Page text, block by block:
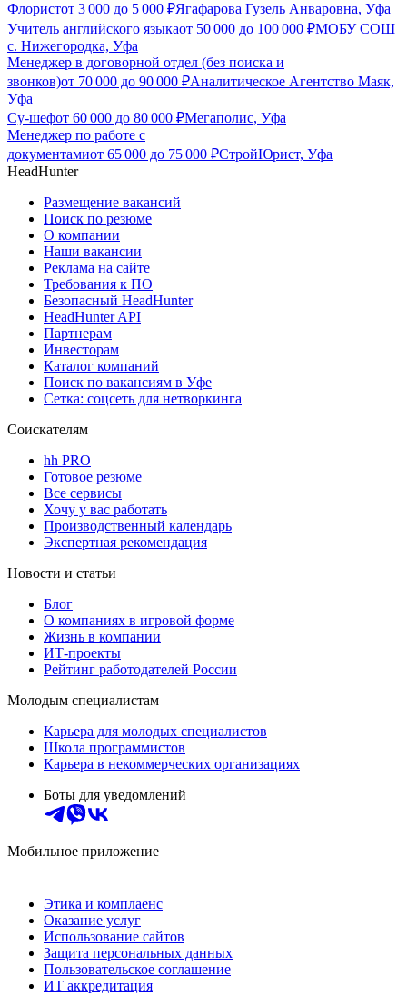
Флористот 3 000 до 5 000 ₽Ягафарова Гузель Анваровна, Уфа
Учитель английского языкаот 50 000 до 100 000 ₽МОБУ СОШ
с. Нижегородка, Уфа
Менеджер в договорной отдел (без поиска и
звонков)от 70 000 до 90 000 ₽Аналитическое Агентство Маяк,
Уфа
Су-шефот 60 000 до 80 000 ₽Мегаполис, Уфа
Менеджер по работе с
документамиот 65 000 до 75 000 ₽СтройЮрист, Уфа
HeadHunter
Размещение вакансий
Поиск по резюме
О компании
Наши вакансии
Реклама на сайте
Требования к ПО
Безопасный HeadHunter
HeadHunter API
Партнерам
Инвесторам
Каталог компаний
Поиск по вакансиям в Уфе
Сетка: соцсеть для нетворкинга
Соискателям
hh PRO
Готовое резюме
Все сервисы
Хочу у вас работать
Производственный календарь
Экспертная рекомендация
Новости и статьи
Блог
О компаниях в игровой форме
Жизнь в компании
ИТ-проекты
Рейтинг работодателей России
Молодым специалистам
Карьера для молодых специалистов
Школа программистов
Карьера в некоммерческих организациях
Боты для уведомлений
Мобильное приложение
Этика и комплаенс
Оказание услуг
Использование сайтов
Защита персональных данных
Пользовательское соглашение
ИТ аккредитация